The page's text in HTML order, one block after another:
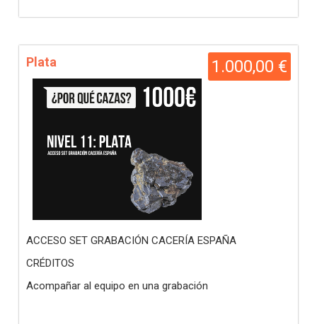
1.000,00 €
Plata
ACCESO SET GRABACIÓN CACERÍA ESPAÑA
CRÉDITOS
Acompañar al equipo en una grabación